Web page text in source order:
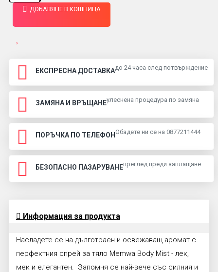
ДОБАВЯНЕ В КОШНИЦА
ЕКСПРЕСНА ДОСТАВКАдо 24 часа след потвърждение
ЗАМЯНА И ВРЪЩАНЕулеснена процедура по замяна
ПОРЪЧКА ПО ТЕЛЕФОН Обадете ни се на 0877211444
БЕЗОПАСНО ПАЗАРУВАНЕпреглед преди заплащане
Информация за продукта
Насладете се на дълготраен и освежаващ аромат с
перфектния спрей за тяло Memwa Body Mist - лек,
мек и елегантен. Запомня се най-вече със силния и